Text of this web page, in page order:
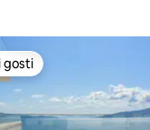
gosti
gosti